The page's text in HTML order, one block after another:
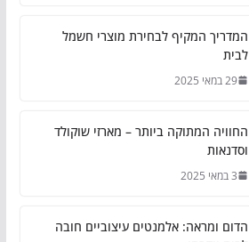
המדריך המקיף לבחירת מוצרי חשמל
לבית
29 במאי 2025
החוויה המתוקה ביותר – מארזי שוקולד
וסדנאות
3 במאי 2025
הדום ומראה: אלמנטים עיצוביים חובה